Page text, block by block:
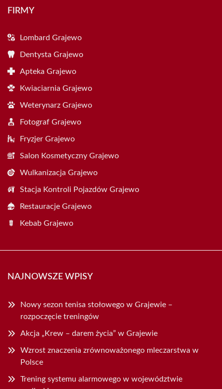
FIRMY
Lombard Grajewo
Dentysta Grajewo
Apteka Grajewo
Kwiaciarnia Grajewo
Weterynarz Grajewo
Fotograf Grajewo
Fryzjer Grajewo
Salon Kosmetyczny Grajewo
Wulkanizacja Grajewo
Stacja Kontroli Pojazdów Grajewo
Restauracje Grajewo
Kebab Grajewo
NAJNOWSZE WPISY
Nowy sezon tenisa stołowego w Grajewie –
rozpoczęcie treningów
Akcja „Krew – darem życia” w Grajewie
Wzrost znaczenia zrównoważonego mleczarstwa w
Polsce
Trening systemu alarmowego w województwie